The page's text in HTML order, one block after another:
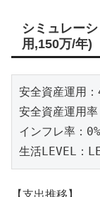
シミュレー
用,150万/年)
安全資産運用
安全資産運用
インフレ率：0%
生活LEVEL：